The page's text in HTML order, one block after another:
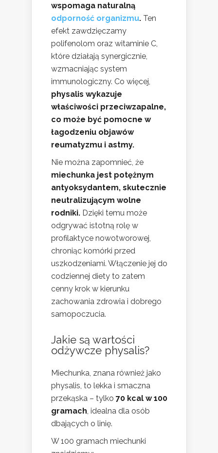
wspomaga naturalną
odporność organizmu. Ten
efekt zawdzięczamy
polifenolom oraz witaminie C,
które działają synergicznie,
wzmacniając system
immunologiczny. Co więcej,
physalis wykazuje
właściwości przeciwzapalne,
co może być pomocne w
łagodzeniu objawów
reumatyzmu i astmy.
Nie można zapomnieć, że
miechunka jest potężnym
antyoksydantem, skutecznie
neutralizującym wolne
rodniki. Dzięki temu może
odgrywać istotną rolę w
profilaktyce nowotworowej,
chroniąc komórki przed
uszkodzeniami. Włączenie jej do
codziennej diety to zatem
cenny krok w kierunku
zachowania zdrowia i dobrego
samopoczucia.
Jakie są wartości
odżywcze physalis?
Miechunka, znana również jako
physalis, to lekka i smaczna
przekąska – tylko 70 kcal w 100
gramach, idealna dla osób
dbających o linię.
W 100 gramach miechunki